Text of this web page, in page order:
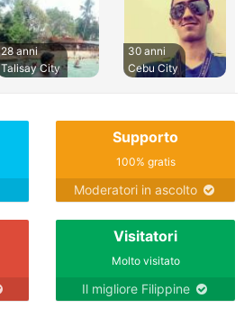
28 anni
Talisay City
30 anni
Cebu City
Supporto
100% gratis
Moderatori in ascolto
Visitatori
Molto visitato
Il migliore Filippine